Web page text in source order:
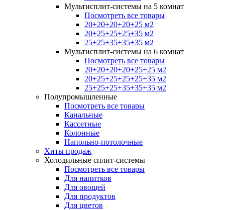
Мультисплит-системы на 5 комнат
Посмотреть все товары
20+20+20+20+25 м2
20+25+25+25+35 м2
25+25+35+35+35 м2
Мультисплит-системы на 6 комнат
Посмотреть все товары
20+20+20+20+25+25 м2
20+25+25+25+25+35 м2
25+25+25+35+35+35 м2
Полупромышленные
Посмотреть все товары
Канальные
Кассетные
Колонные
Напольно-потолочные
Хиты продаж
Холодильные сплит-системы
Посмотреть все товары
Для напитков
Для овощей
Для продуктов
Для цветов